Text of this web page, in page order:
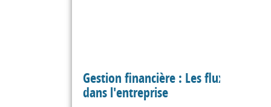
Gestion financière : Les flux
dans l'entreprise